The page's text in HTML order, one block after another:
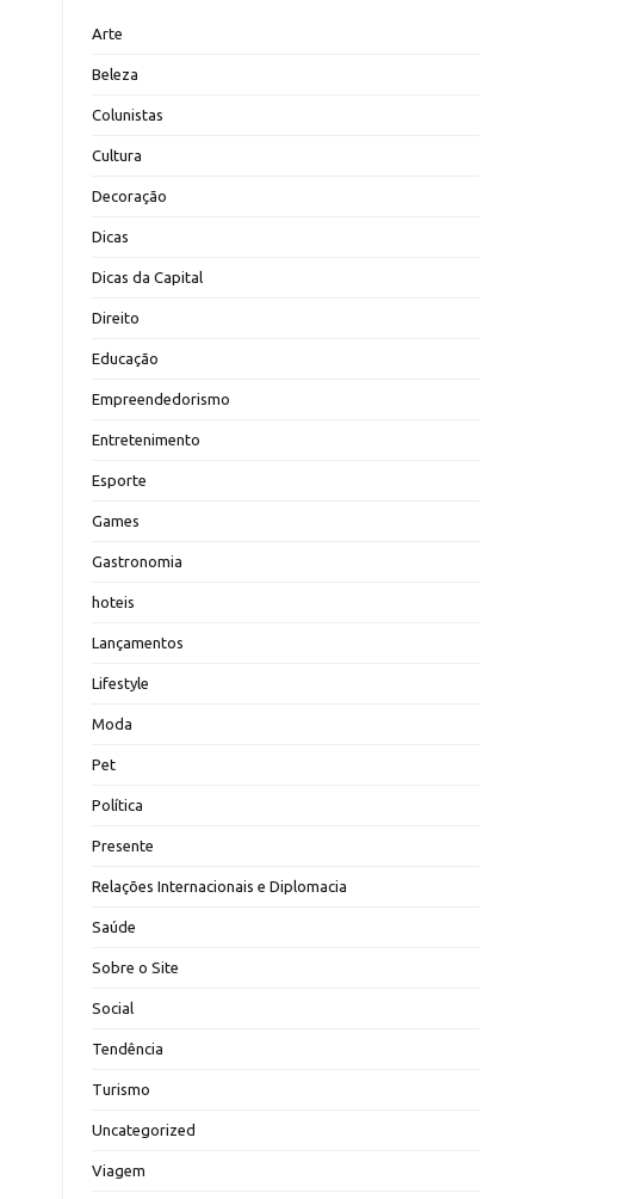
Arte
Beleza
Colunistas
Cultura
Decoração
Dicas
Dicas da Capital
Direito
Educação
Empreendedorismo
Entretenimento
Esporte
Games
Gastronomia
hoteis
Lançamentos
Lifestyle
Moda
Pet
Política
Presente
Relações Internacionais e Diplomacia
Saúde
Sobre o Site
Social
Tendência
Turismo
Uncategorized
Viagem